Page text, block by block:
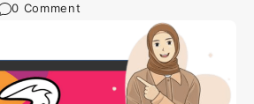
0 Comment